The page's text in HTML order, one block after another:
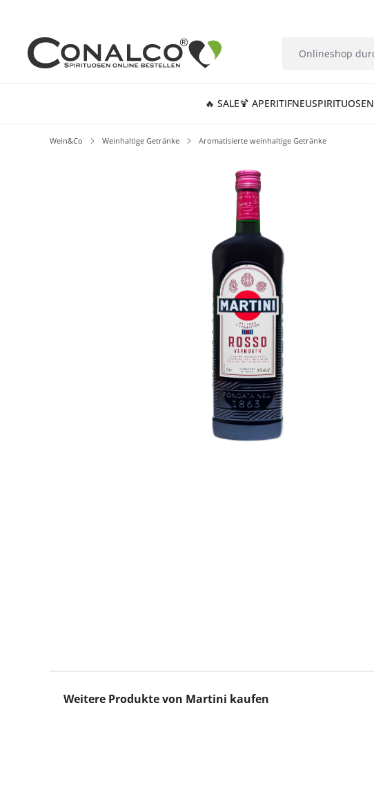
🔥 SALE🍹 APERITIFNEUSPIRITUOSEN
Wein&Co Weinhaltige Getränke Aromatisierte weinhaltige Getränke
Produktgalerie überspringen
Weitere Produkte von Martini kaufen